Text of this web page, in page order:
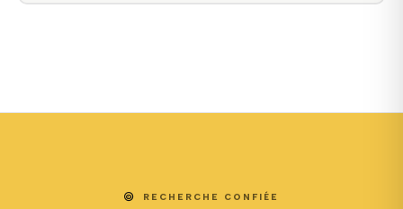
RECHERCHE CONFIÉE